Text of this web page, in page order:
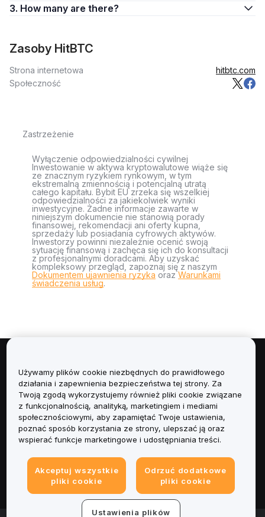
3. How many are there?
Zasoby HitBTC
Strona internetowa
hitbtc.com
Społeczność
Zastrzeżenie
Wyłączenie odpowiedzialności cywilnej
Inwestowanie w aktywa kryptowalutowe wiąże się
ze znacznym ryzykiem rynkowym, w tym
ekstremalną zmiennością i potencjalną utratą
całego kapitału. Bybit EU zrzeka się wszelkiej
odpowiedzialności za jakiekolwiek wyniki
inwestycyjne. Żadne informacje zawarte w
niniejszym dokumencie nie stanowią porady
finansowej, rekomendacji ani oferty kupna,
sprzedaży lub posiadania cyfrowych aktywów.
Inwestorzy powinni niezależnie ocenić swoją
sytuację finansową i zachęca się ich do konsultacji
z profesjonalnymi doradcami. Aby uzyskać
kompleksowy przegląd, zapoznaj się z naszym
Dokumentem ujawnienia ryzyka orazWarunkami
świadczenia usług.
Informacje
Usługi
Obsługa Klienta
Informacje prawne
Używamy plików cookie niezbędnych do prawidłowego
działania i zapewnienia bezpieczeństwa tej strony. Za
Twoją zgodą wykorzystujemy również pliki cookie związane
z funkcjonalnością, analityką, marketingiem i mediami
społecznościowymi, aby zapamiętać Twoje ustawienia,
poznać sposób korzystania ze strony, ulepszać ją oraz
wspierać funkcje marketingowe i udostępniania treści.
Akceptuj wszystkie
pliki cookie
Odrzuć dodatkowe
pliki cookie
Ustawienia plików